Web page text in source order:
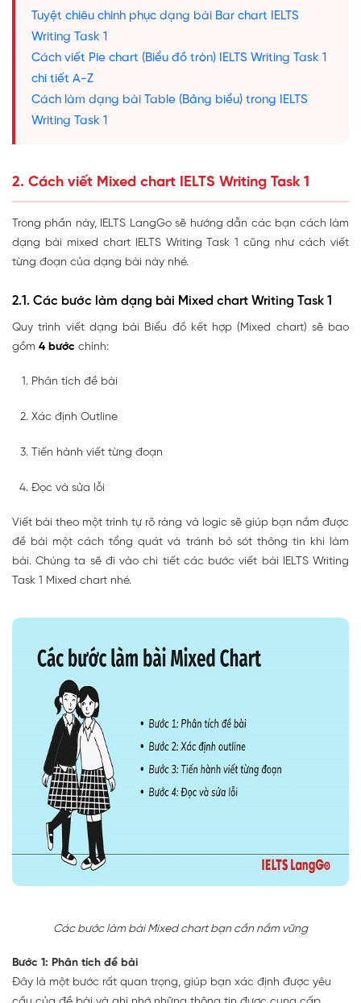
Tuyệt chiêu chinh phục dạng bài Bar chart IELTS
Writing Task 1
Cách viết Pie chart (Biểu đồ tròn) IELTS Writing Task 1
chi tiết A-Z
Cách làm dạng bài Table (Bảng biểu) trong IELTS
Writing Task 1
2. Cách viết Mixed chart IELTS Writing Task 1
Trong phần này, IELTS LangGo sẽ hướng dẫn các bạn cách làm
dạng bài mixed chart IELTS Writing Task 1 cũng như cách viết
từng đoạn của dạng bài này nhé.
2.1. Các bước làm dạng bài Mixed chart Writing Task 1
Quy trình viết dạng bài Biểu đồ kết hợp (Mixed chart) sẽ bao
gồm 4 bước chính:
Phân tích đề bài
Xác định Outline
Tiến hành viết từng đoạn
Đọc và sửa lỗi
Viết bài theo một trình tự rõ ràng và logic sẽ giúp bạn nắm được
đề bài một cách tổng quát và tránh bỏ sót thông tin khi làm
bài. Chúng ta sẽ đi vào chi tiết các bước viết bài IELTS Writing
Task 1 Mixed chart nhé.
Các bước làm bài Mixed chart bạn cần nắm vững
Bước 1: Phân tích đề bài
Đây là một bước rất quan trọng, giúp bạn xác định được yêu